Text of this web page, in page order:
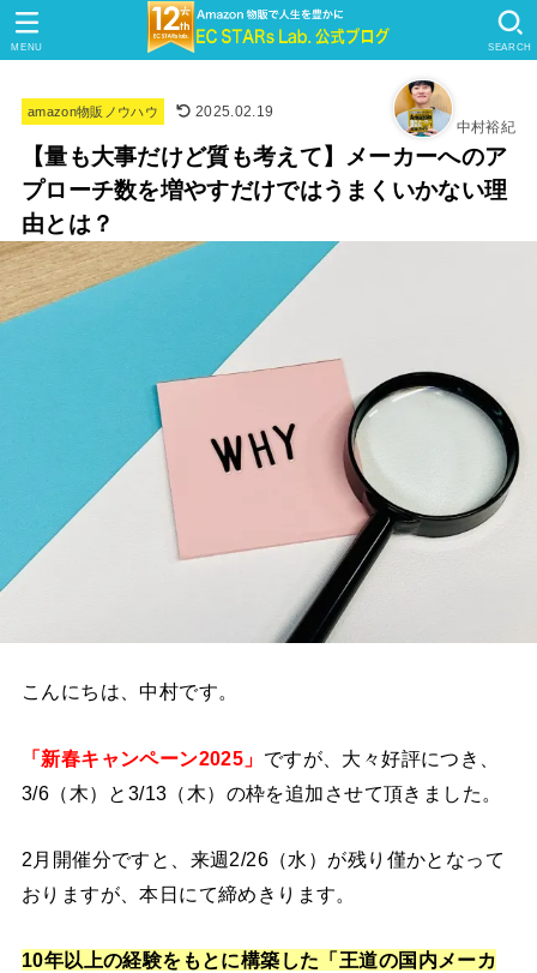
SEARCH
MENU
amazon物販ノウハウ
2025.02.19
中村裕紀
【量も大事だけど質も考えて】メーカーへのア
プローチ数を増やすだけではうまくいかない理
由とは？
こんにちは、中村です。
「新春キャンペーン2025」 ですが、大々好評につき、
3/6（木）と3/13（木）の枠を追加させて頂きました。
2月開催分ですと、来週2/26（水）が残り僅かとなって
おりますが、本日にて締めきります。
10年以上の経験をもとに構築した「王道の国内メーカ